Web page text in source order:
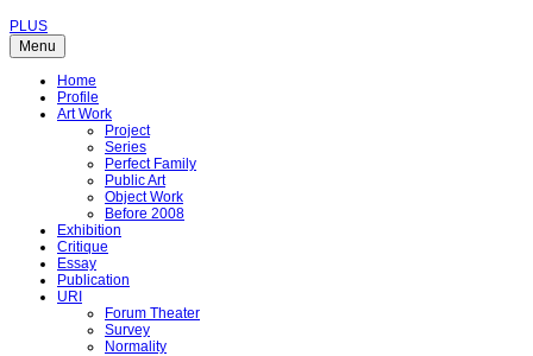
PLUS
Menu
Home
Profile
Art Work
Project
Series
Perfect Family
Public Art
Object Work
Before 2008
Exhibition
Critique
Essay
Publication
URI
Forum Theater
Survey
Normality